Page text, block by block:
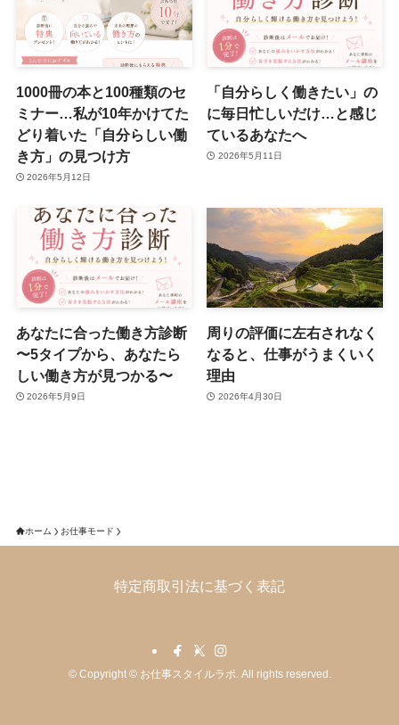
1000冊の本と100種類のセ
ミナー…私が10年かけてた
どり着いた「自分らしい働
き方」の見つけ方
2026年5月12日
「自分らしく働きたい」の
に毎日忙しいだけ…と感じ
ているあなたへ
2026年5月11日
あなたに合った働き方診断
〜5タイプから、あなたら
しい働き方が見つかる〜
2026年5月9日
周りの評価に左右されなく
なると、仕事がうまくいく
理由
2026年4月30日
ホーム お仕事モード
特定商取引法に基づく表記
©Copyright © お仕事スタイルラボ. All rights reserved.